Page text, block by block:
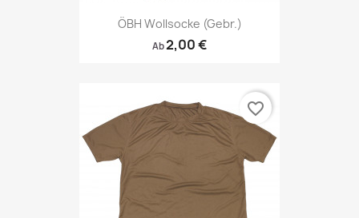
ÖBH Wollsocke (gebr.)
Ab2,00 €
favorite_border